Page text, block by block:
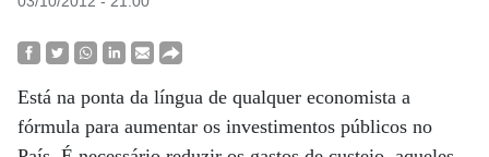
Está na ponta da língua de qualquer economista a
fórmula para aumentar os investimentos públicos no